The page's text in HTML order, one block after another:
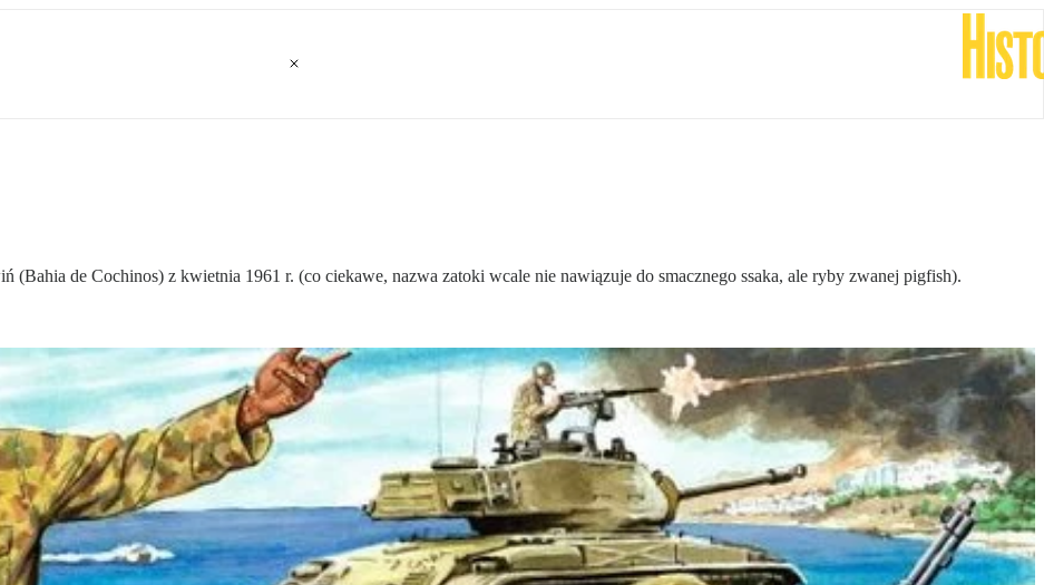
(Bahia de Cochinos) z kwietnia 1961 r. (co ciekawe, nazwa zatoki wcale nie nawiązuje do smacznego ssaka, ale ryby zwanej pigfish).